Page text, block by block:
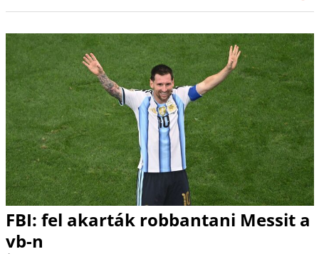
FBI: fel akarták robbantani Messit a
vb-n